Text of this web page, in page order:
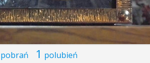
pobrań 1 polubień